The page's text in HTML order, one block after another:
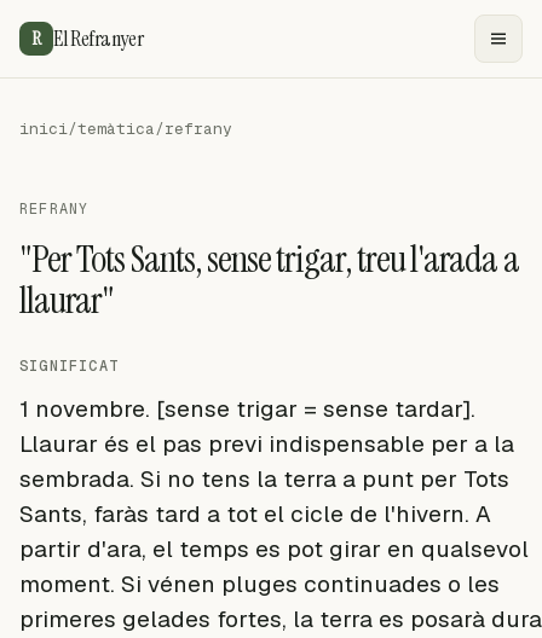
R El Refranyer
inici/temàtica/refrany
REFRANY
"Per Tots Sants, sense trigar, treu l'arada a
llaurar"
SIGNIFICAT
1 novembre. [sense trigar = sense tardar].
Llaurar és el pas previ indispensable per a la
sembrada. Si no tens la terra a punt per Tots
Sants, faràs tard a tot el cicle de l'hivern. A
partir d'ara, el temps es pot girar en qualsevol
moment. Si vénen pluges continuades o les
primeres gelades fortes, la terra es posarà dura